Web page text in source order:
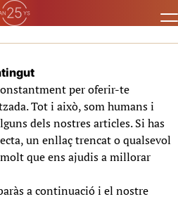
per oferir-te
Tot i això, som humans i
dels nostres articles. Si has
un enllaç trencat o qualsevol
que ens ajudis a millorar
a continuació i el nostre